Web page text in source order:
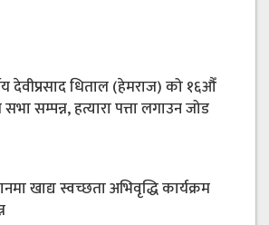
देवीप्रसाद धिताल (हेमराज) को १६औँ
सम्पन्न, हत्यारा पत्ता लगाउन जोड
खाद्य स्वच्छता अभिवृद्धि कार्यक्रम